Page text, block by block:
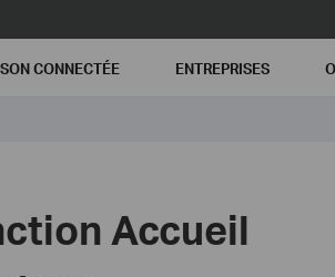
CONNECTÉE ENTREPRISES
Accueil